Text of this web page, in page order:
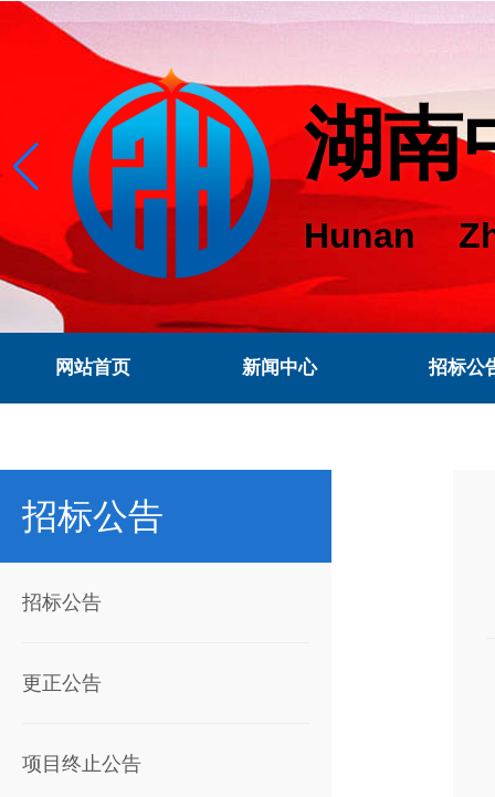
湖南
Hunan
网站首页 新闻中心 招标公
招标公告
招标公告
更正公告
项目终止公告